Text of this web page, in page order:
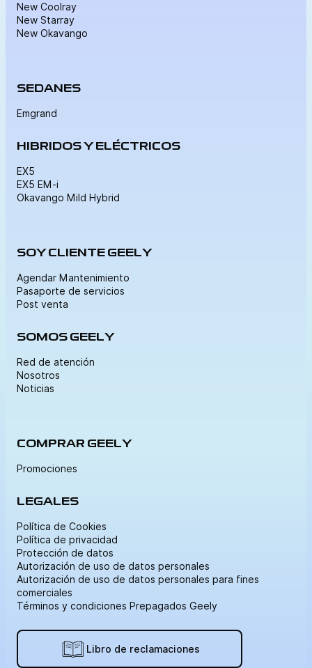
New Coolray
New Starray
New Okavango
SEDANES
Emgrand
HIBRIDOS Y ELÉCTRICOS
EX5
EX5 EM-i
Okavango Mild Hybrid
SOY CLIENTE GEELY
Agendar Mantenimiento
Pasaporte de servicios
Post venta
SOMOS GEELY
Red de atención
Nosotros
Noticias
COMPRAR GEELY
Promociones
LEGALES
Política de Cookies
Política de privacidad
Protección de datos
Autorización de uso de datos personales
Autorización de uso de datos personales para fines
comerciales
Términos y condiciones Prepagados Geely
Libro de reclamaciones